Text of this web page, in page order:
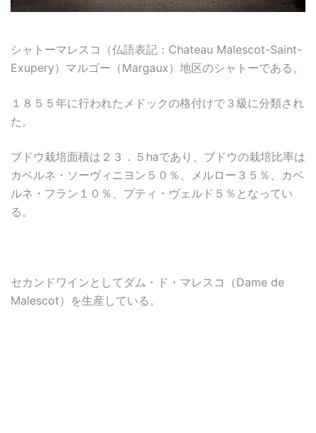
シャトーマレスコ（仏語表記：Chateau Malescot-Saint-
Exupery）マルゴー（Margaux）地区のシャトーである。
１８５５年に行われたメドックの格付けで３級に分類され
た。
ブドウ栽培面積は２３．５haであり、ブドウの栽培比率は
カベルネ・ソーヴィニヨン５０％、メルロー３５％、カベ
ルネ・フラン１０％、プティ・ヴェルド５％となってい
る。
セカンドワインとしてダム・ド・マレスコ（Dame de
Malescot）を生産している。